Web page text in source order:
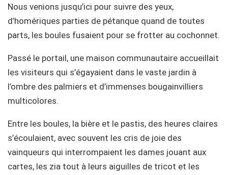
Nous venions jusqu’ici pour suivre des yeux,
d’homériques parties de pétanque quand de toutes
parts, les boules fusaient pour se frotter au cochonnet.
Passé le portail, une maison communautaire accueillait
les visiteurs qui s’égayaient dans le vaste jardin à
l’ombre des palmiers et d’immenses bougainvilliers
multicolores.
Entre les boules, la bière et le pastis, des heures claires
s’écoulaient, avec souvent les cris de joie des
vainqueurs qui interrompaient les dames jouant aux
cartes, les zia tout à leurs aiguilles de tricot et les